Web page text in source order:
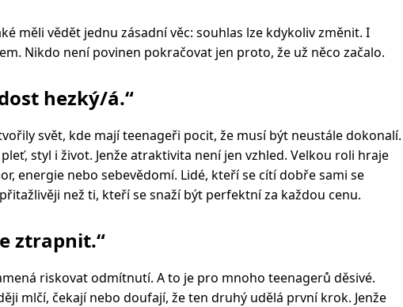
měli vědět jednu zásadní věc: souhlas lze kdykoliv změnit. I
Nikdo není povinen pokračovat jen proto, že už něco začalo.
hezký/á.“
svět, kde mají teenageři pocit, že musí být neustále dokonalí.
styl i život. Jenže atraktivita není jen vzhled. Velkou roli hraje
energie nebo sebevědomí. Lidé, kteří se cítí dobře sami se
než ti, kteří se snaží být perfektní za každou cenu.
ztrapnit.“
riskovat odmítnutí. A to je pro mnoho teenagerů děsivé.
mlčí, čekají nebo doufají, že ten druhý udělá první krok. Jenže